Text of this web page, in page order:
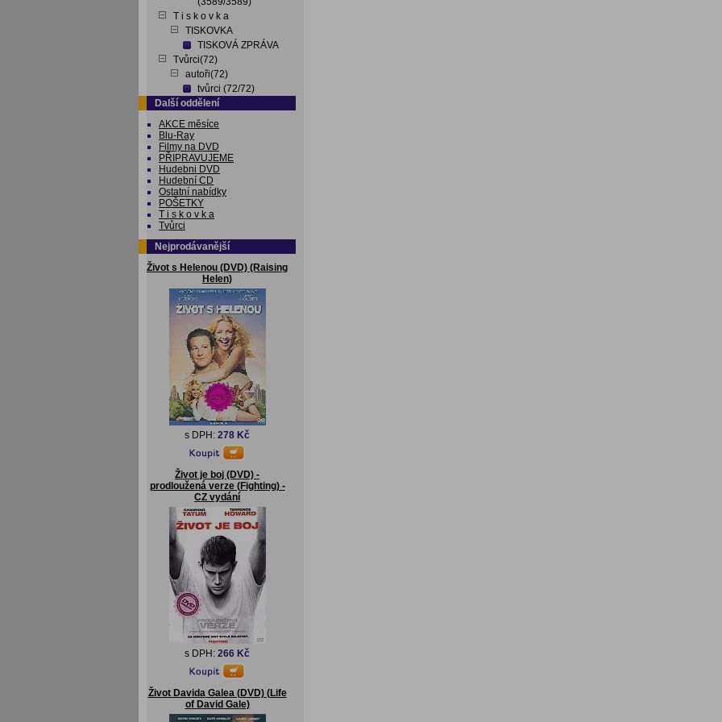
T i s k o v k a
TISKOVKA
TISKOVÁ ZPRÁVA
Tvůrci(72)
autoři(72)
tvůrci (72/72)
Další oddělení
AKCE měsíce
Blu-Ray
Filmy na DVD
PŘIPRAVUJEME
Hudebni DVD
Hudební CD
Ostatní nabídky
POŠETKY
T i s k o v k a
Tvůrci
Nejprodávanější
Život s Helenou (DVD) (Raising
Helen)
s DPH: 278 Kč
Život je boj (DVD) -
prodloužená verze (Fighting) -
CZ vydání
s DPH: 266 Kč
Život Davida Galea (DVD) (Life
of David Gale)